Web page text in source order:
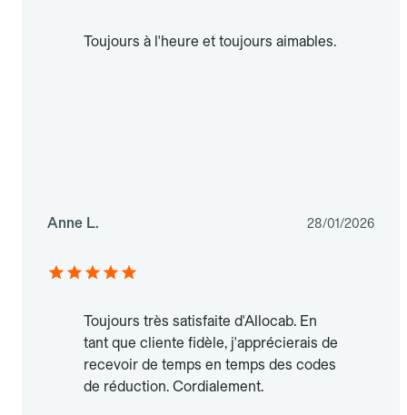
Toujours à l'heure et toujours aimables.
Anne L. 28/01/2026
Toujours très satisfaite d'Allocab. En
tant que cliente fidèle, j'apprécierais de
recevoir de temps en temps des codes
de réduction. Cordialement.